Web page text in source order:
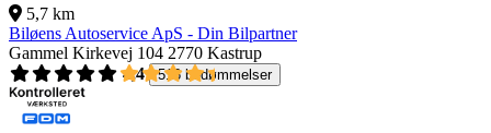
5,7 km
Biløens Autoservice ApS - Din Bilpartner
Gammel Kirkevej 104 2770 Kastrup
4,4
516 bedømmelser